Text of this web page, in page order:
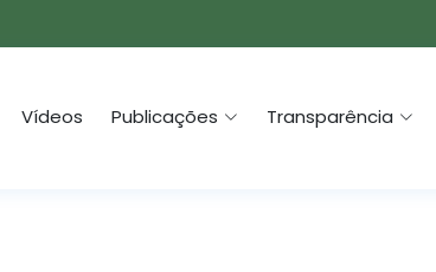
Vídeos Publicações Transparência